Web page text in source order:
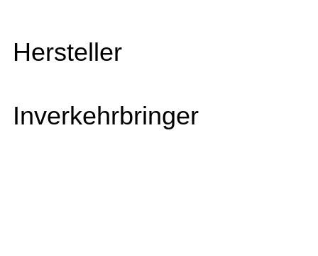
Hersteller
Inverkehrbringer